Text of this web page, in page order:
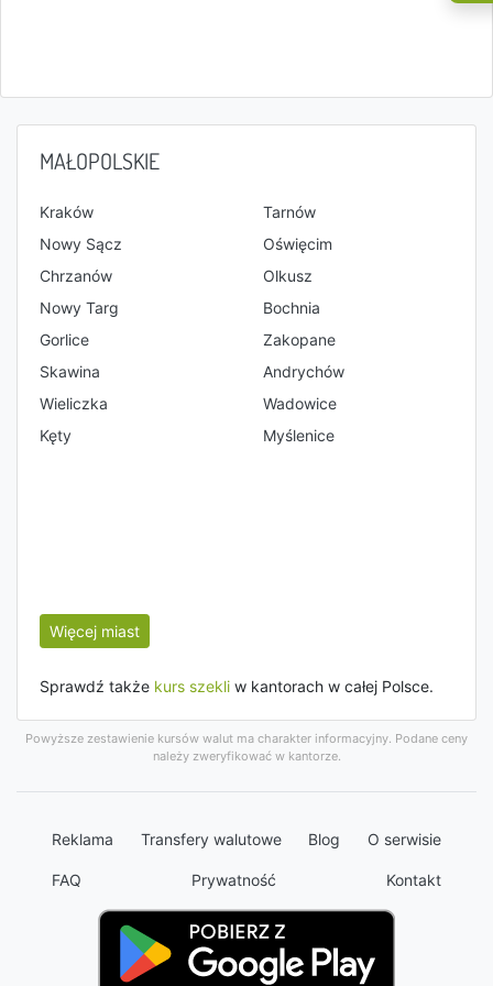
MAŁOPOLSKIE
Kraków
Tarnów
Nowy Sącz
Oświęcim
Chrzanów
Olkusz
Nowy Targ
Bochnia
Gorlice
Zakopane
Skawina
Andrychów
Wieliczka
Wadowice
Kęty
Myślenice
Więcej miast
Sprawdź także kurs szekli w kantorach w całej Polsce.
Powyższe zestawienie kursów walut ma charakter informacyjny. Podane ceny
należy zweryfikować w kantorze.
Reklama Transfery walutowe Blog O serwisie
FAQ Prywatność Kontakt